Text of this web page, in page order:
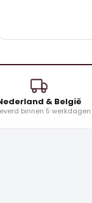
& België
binnen 5 werkdagen